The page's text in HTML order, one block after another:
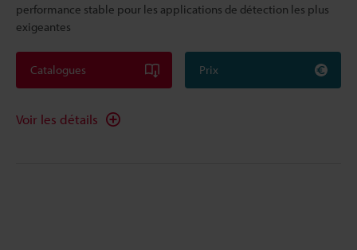
performance stable pour les applications de détection les plus
exigeantes
Catalogues Prix
Voir les détails